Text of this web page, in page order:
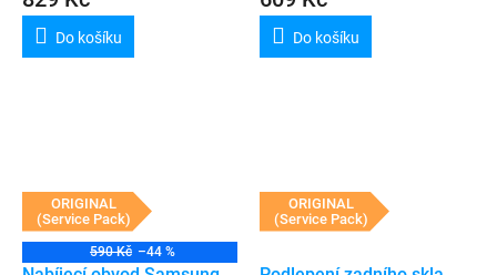
Do košíku Do košíku
ORIGINAL
(Service Pack)
590 Kč –44 %
ORIGINAL
(Service Pack)